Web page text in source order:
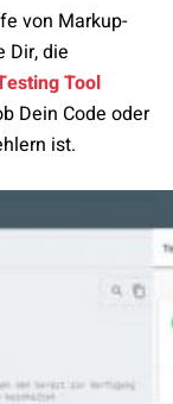
von Markup-
Dir, die
Tool
Dein Code oder
ist.